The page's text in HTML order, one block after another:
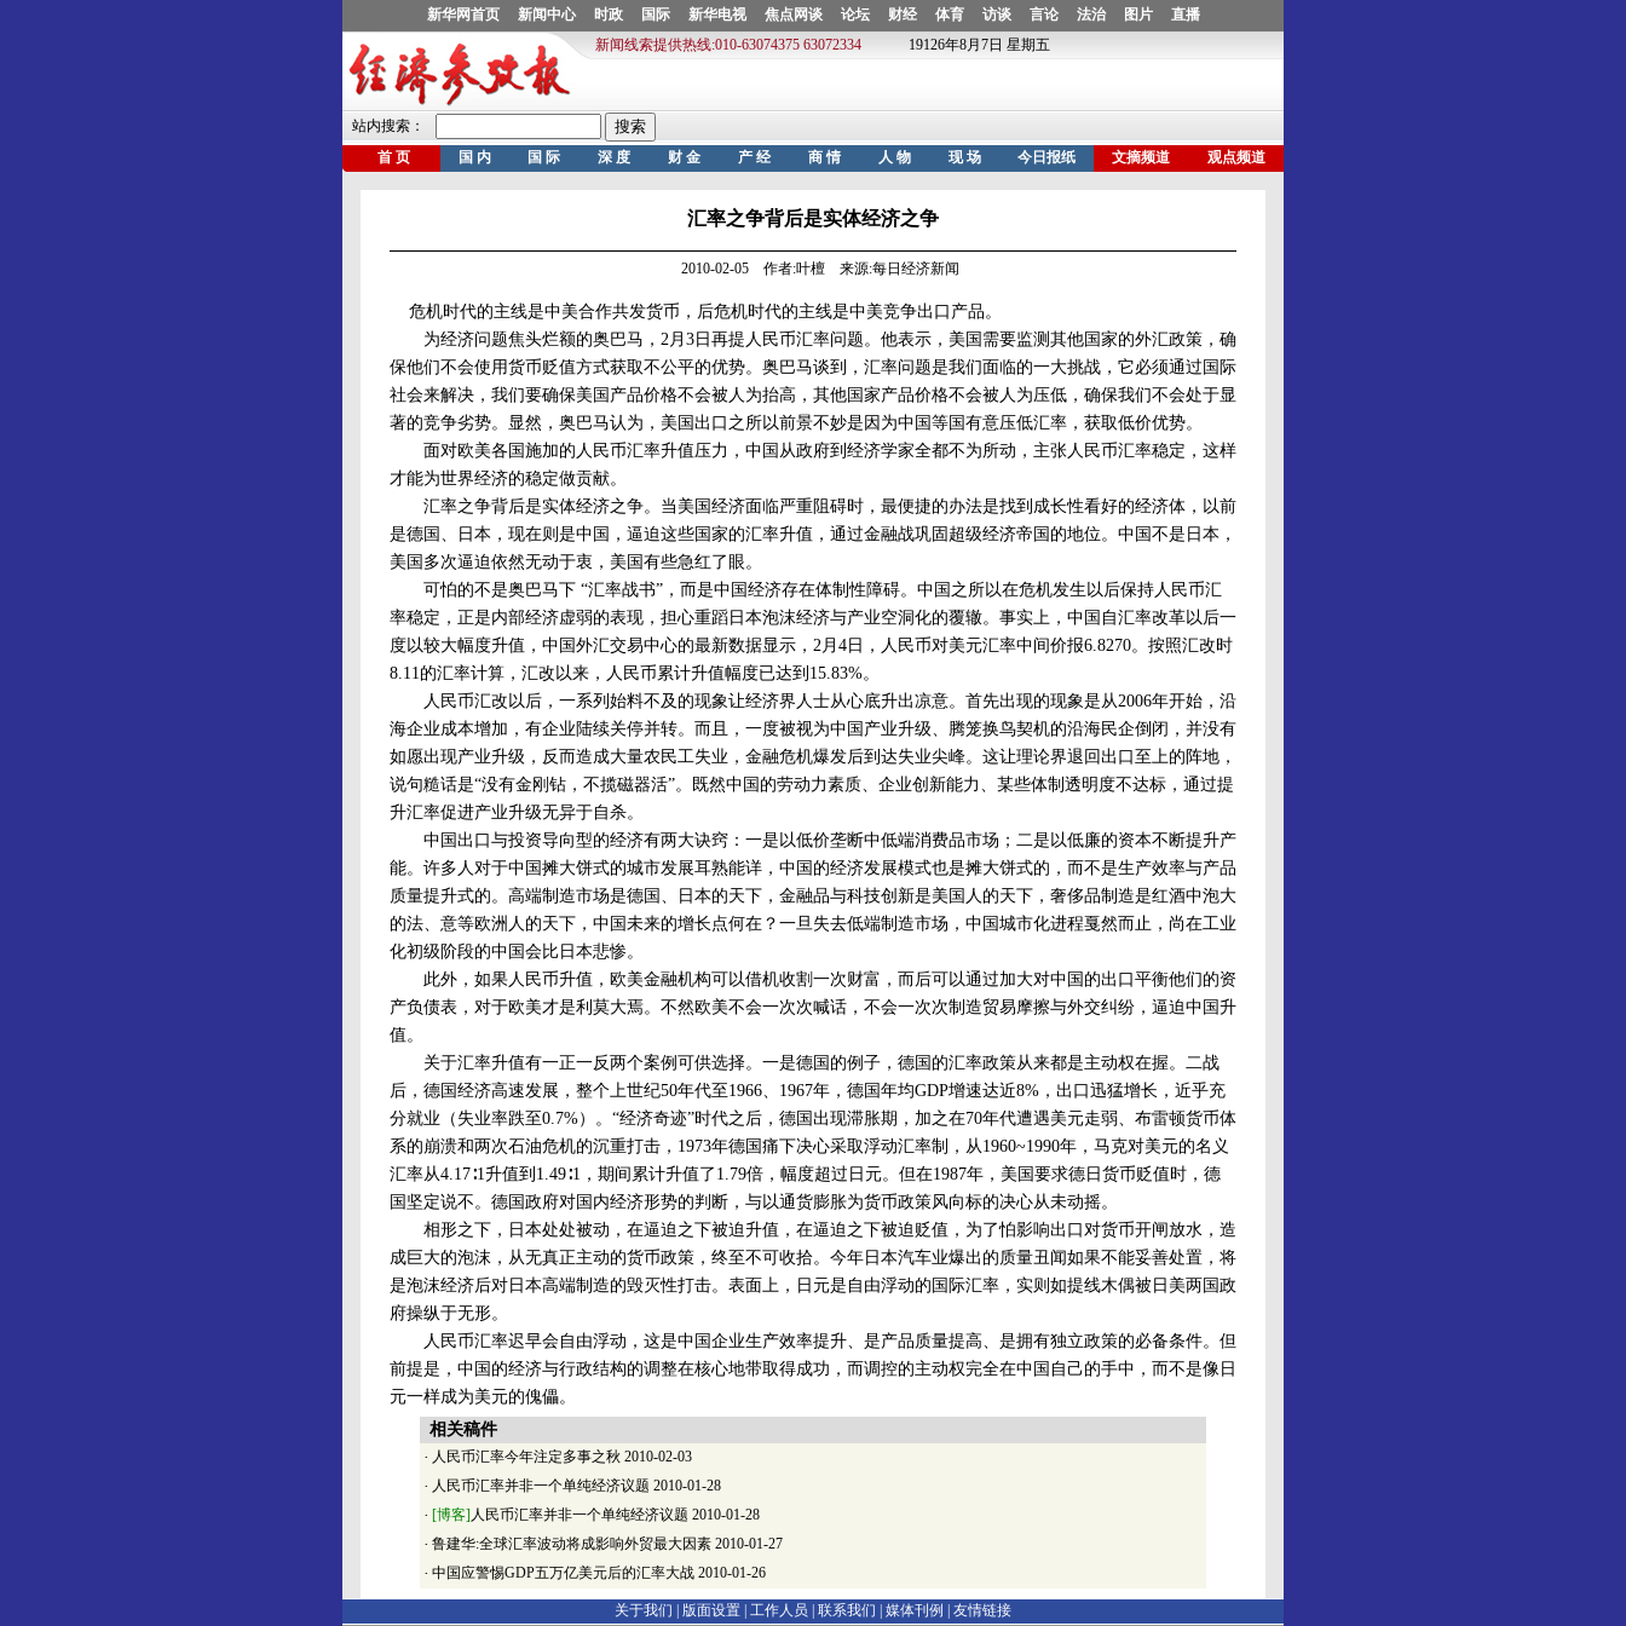
汇率之争背后是实体经济之争
2010-02-05 作者:叶檀 来源:每日经济新闻
危机时代的主线是中美合作共发货币，后危机时代的主线是中美竞争出口产品。
为经济问题焦头烂额的奥巴马，2月3日再提人民币汇率问题。他表示，美国需要监测其他国家的外汇政策，确
保他们不会使用货币贬值方式获取不公平的优势。奥巴马谈到，汇率问题是我们面临的一大挑战，它必须通过国际
社会来解决，我们要确保美国产品价格不会被人为抬高，其他国家产品价格不会被人为压低，确保我们不会处于显
著的竞争劣势。显然，奥巴马认为，美国出口之所以前景不妙是因为中国等国有意压低汇率，获取低价优势。
面对欧美各国施加的人民币汇率升值压力，中国从政府到经济学家全都不为所动，主张人民币汇率稳定，这样
才能为世界经济的稳定做贡献。
汇率之争背后是实体经济之争。当美国经济面临严重阻碍时，最便捷的办法是找到成长性看好的经济体，以前
是德国、日本，现在则是中国，逼迫这些国家的汇率升值，通过金融战巩固超级经济帝国的地位。中国不是日本，
美国多次逼迫依然无动于衷，美国有些急红了眼。
可怕的不是奥巴马下 “汇率战书”，而是中国经济存在体制性障碍。中国之所以在危机发生以后保持人民币汇
率稳定，正是内部经济虚弱的表现，担心重蹈日本泡沫经济与产业空洞化的覆辙。事实上，中国自汇率改革以后一
度以较大幅度升值，中国外汇交易中心的最新数据显示，2月4日，人民币对美元汇率中间价报6.8270。按照汇改时
8.11的汇率计算，汇改以来，人民币累计升值幅度已达到15.83%。
人民币汇改以后，一系列始料不及的现象让经济界人士从心底升出凉意。首先出现的现象是从2006年开始，沿
海企业成本增加，有企业陆续关停并转。而且，一度被视为中国产业升级、腾笼换鸟契机的沿海民企倒闭，并没有
如愿出现产业升级，反而造成大量农民工失业，金融危机爆发后到达失业尖峰。这让理论界退回出口至上的阵地，
说句糙话是“没有金刚钻，不揽磁器活”。既然中国的劳动力素质、企业创新能力、某些体制透明度不达标，通过提
升汇率促进产业升级无异于自杀。
中国出口与投资导向型的经济有两大诀窍：一是以低价垄断中低端消费品市场；二是以低廉的资本不断提升产
能。许多人对于中国摊大饼式的城市发展耳熟能详，中国的经济发展模式也是摊大饼式的，而不是生产效率与产品
质量提升式的。高端制造市场是德国、日本的天下，金融品与科技创新是美国人的天下，奢侈品制造是红酒中泡大
的法、意等欧洲人的天下，中国未来的增长点何在？一旦失去低端制造市场，中国城市化进程戛然而止，尚在工业
化初级阶段的中国会比日本悲惨。
此外，如果人民币升值，欧美金融机构可以借机收割一次财富，而后可以通过加大对中国的出口平衡他们的资
产负债表，对于欧美才是利莫大焉。不然欧美不会一次次喊话，不会一次次制造贸易摩擦与外交纠纷，逼迫中国升
值。
关于汇率升值有一正一反两个案例可供选择。一是德国的例子，德国的汇率政策从来都是主动权在握。二战
后，德国经济高速发展，整个上世纪50年代至1966、1967年，德国年均GDP增速达近8%，出口迅猛增长，近乎充
分就业（失业率跌至0.7%）。“经济奇迹”时代之后，德国出现滞胀期，加之在70年代遭遇美元走弱、布雷顿货币体
系的崩溃和两次石油危机的沉重打击，1973年德国痛下决心采取浮动汇率制，从1960~1990年，马克对美元的名义
汇率从4.17∶1升值到1.49∶1，期间累计升值了1.79倍，幅度超过日元。但在1987年，美国要求德日货币贬值时，德
国坚定说不。德国政府对国内经济形势的判断，与以通货膨胀为货币政策风向标的决心从未动摇。
相形之下，日本处处被动，在逼迫之下被迫升值，在逼迫之下被迫贬值，为了怕影响出口对货币开闸放水，造
成巨大的泡沫，从无真正主动的货币政策，终至不可收拾。今年日本汽车业爆出的质量丑闻如果不能妥善处置，将
是泡沫经济后对日本高端制造的毁灭性打击。表面上，日元是自由浮动的国际汇率，实则如提线木偶被日美两国政
府操纵于无形。
人民币汇率迟早会自由浮动，这是中国企业生产效率提升、是产品质量提高、是拥有独立政策的必备条件。但
前提是，中国的经济与行政结构的调整在核心地带取得成功，而调控的主动权完全在中国自己的手中，而不是像日
元一样成为美元的傀儡。
相关稿件
· 人民币汇率今年注定多事之秋 2010-02-03
· 人民币汇率并非一个单纯经济议题 2010-01-28
· [博客] 人民币汇率并非一个单纯经济议题 2010-01-28
· 鲁建华:全球汇率波动将成影响外贸最大因素 2010-01-27
· 中国应警惕GDP五万亿美元后的汇率大战 2010-01-26
关于我们 | 版面设置 工作人员 联系我们 媒体刊例 友情链接